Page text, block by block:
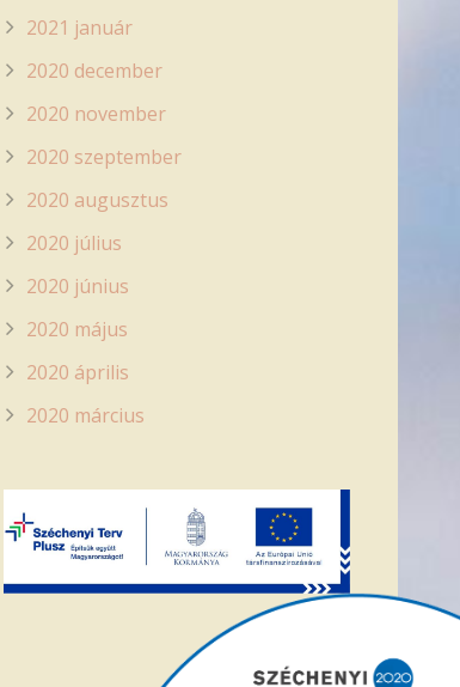
2021 január
2020 december
2020 november
2020 szeptember
2020 augusztus
2020 július
2020 június
2020 május
2020 április
2020 március